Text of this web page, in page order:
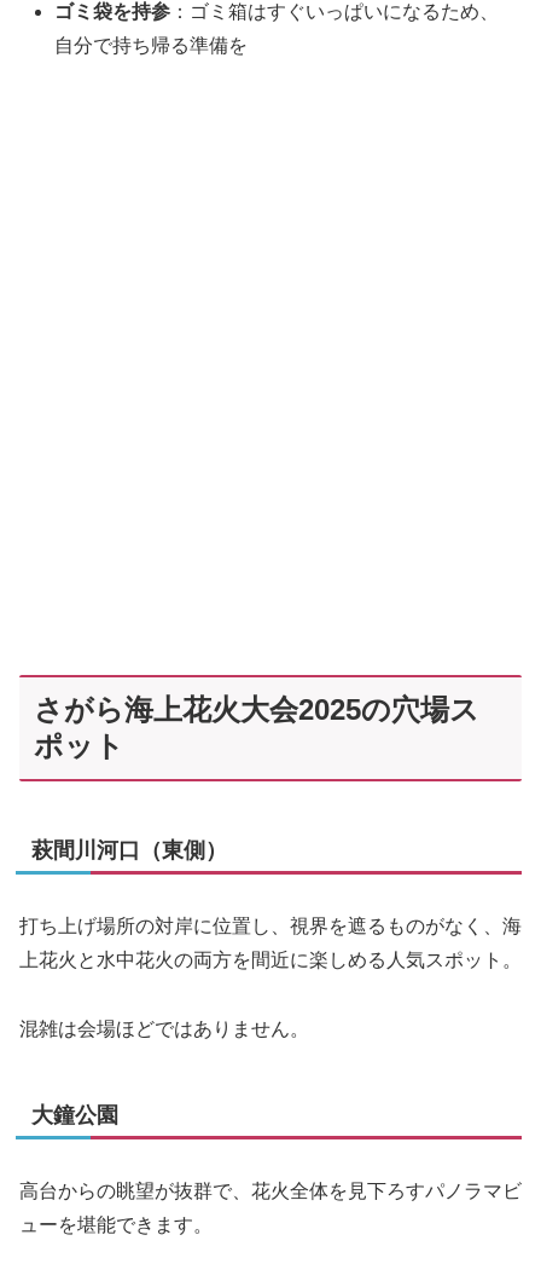
ゴミ袋を持参 ：ゴミ箱はすぐいっぱいになるため、
自分で持ち帰る準備を
さがら海上花火大会2025の穴場ス
ポット
萩間川河口（東側）
打ち上げ場所の対岸に位置し、視界を遮るものがなく、海
上花火と水中花火の両方を間近に楽しめる人気スポット。
混雑は会場ほどではありません。
大鐘公園
高台からの眺望が抜群で、花火全体を見下ろすパノラマビ
ューを堪能できます。